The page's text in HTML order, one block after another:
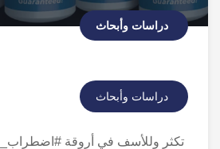
دراسات وأبحاث
دراسات وأبحاث
تكثر وللأسف في أروقة